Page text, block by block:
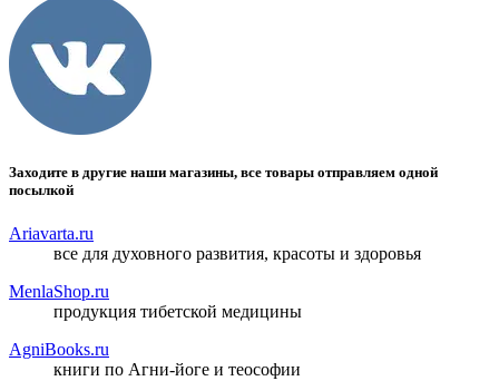
Заходите в другие наши магазины, все товары отправляем одной
посылкой
Ariavarta.ru
все для духовного развития, красоты и здоровья
MenlaShop.ru
продукция тибетской медицины
AgniBooks.ru
книги по Агни-йоге и теософии